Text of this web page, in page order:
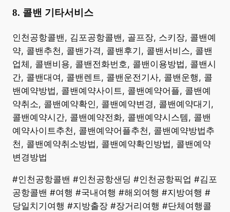
8. 콜밴 기타서비스
​인천공항콜밴, 김포공항콜밴, 골프장, 스키장, 콜밴예
약, 콜밴추천, 콜밴가격, 콜밴후기, 콜밴서비스, 콜밴
업체, 콜밴비용, 콜밴전화번호, 콜밴이용방법, 콜밴시
간, 콜밴대여, 콜밴렌트, 콜밴운전기사, 콜밴운행, 콜
밴예약방법, 콜밴예약사이트, 콜밴예약어플, 콜밴예
약취소, 콜밴예약확인, 콜밴예약변경, 콜밴예약대기,
콜밴예약시간, 콜밴예약전화, 콜밴예약시스템, 콜밴
예약사이트추천, 콜밴예약어플추천, 콜밴예약방법추
천, 콜밴예약취소방법, 콜밴예약확인방법, 콜밴예약
변경방법
#인천공항콜밴 #인천공항샌딩 #인천공항픽업 #김포
공항콜밴 #여행 #국내여행 #해외여행 #지방여행 #
당일치기여행 #지방출장 #장거리여행 #단체여행콜